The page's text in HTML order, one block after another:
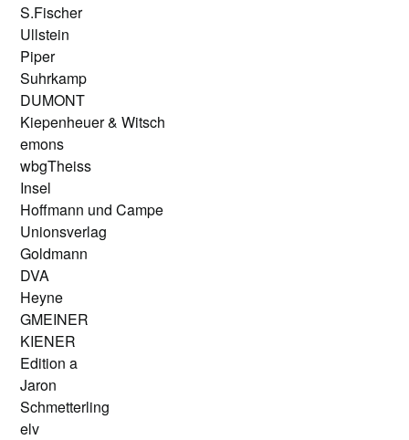
S.Fischer
Ullstein
Piper
Suhrkamp
DUMONT
Kiepenheuer & Witsch
emons
wbgTheiss
Insel
Hoffmann und Campe
Unionsverlag
Goldmann
DVA
Heyne
GMEINER
KIENER
Edition a
Jaron
Schmetterling
elv